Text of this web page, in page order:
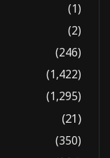
(1)
(2)
(246)
(1,422)
(1,295)
(21)
(350)